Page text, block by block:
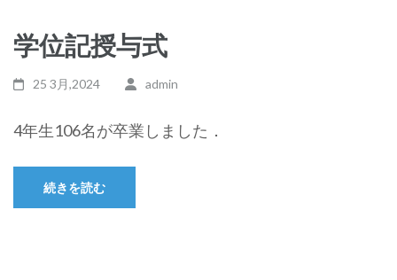
学位記授与式
25 3月,2024 admin
4年生106名が卒業しました．
続きを読む